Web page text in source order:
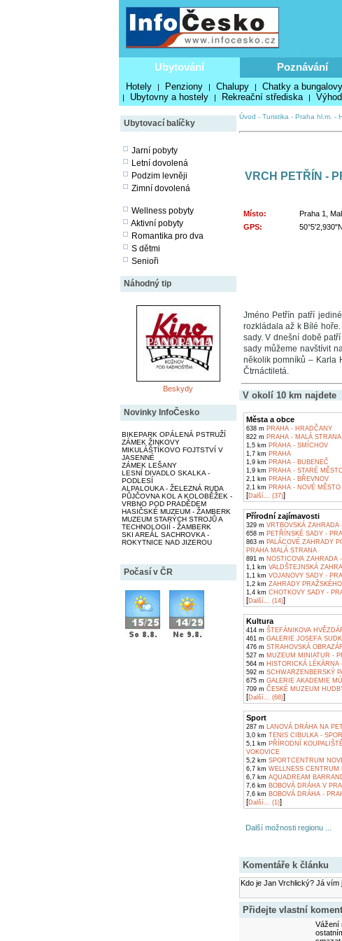
Ubytování Poznávání
Hotely | Penziony | Chalupy | Chatky a bungalovy
| Ubytovny a hostely | Rekreační střediska |
Ubytovací balíčky
Jarní pobyty
Letní dovolená
Podzim levněji
Zimní dovolená
Wellness pobyty
Aktivní pobyty
Romantika pro dva
S dětmi
Senioři
Náhodný tip
Beskydy
Novinky InfoČesko
BIKEPARK OPÁLENÁ PSTRUŽÍ
ZÁMEK ŽINKOVY
MIKULÁŠTÍKOVO FOJTSTVÍ V
JASENNÉ
ZÁMEK LEŠANY
LESNÍ DIVADLO SKALKA -
PODLESÍ
ALPALOUKA - ŽELEZNÁ RUDA
PŮJČOVNA KOL A KOLOBĚŽEK -
VRBNO POD PRADĚDEM
HASIČSKÉ MUZEUM - ŽAMBERK
MUZEUM STARÝCH STROJŮ A
TECHNOLOGIÍ - ŽAMBERK
SKI AREÁL SACHROVKA -
ROKYTNICE NAD JIZEROU
Počasí v ČR
Úvod - Turistika - Praha hl.m. -
VRCH PETŘÍN -
Místo:
Praha 1,
GPS:
Jméno Petřín patří
rozkládala až k Bílé
sady. V dnešní době
sady můžeme navštívit
několik pomníků – Karla
Čtrnáctiletá.
V okolí 10 km najdete
Města a obce
638 m PRAHA - HRADČANY
822 m PRAHA - MALÁ STRANA
1,5 km PRAHA - SMÍCHOV
1,7 km PRAHA
1,9 km PRAHA - BUBENEČ
1,9 km PRAHA - STARÉ
2,1 km PRAHA - BŘEVNOV
2,1 km PRAHA - NOVÉ MĚSTO
[Další... (37)]
Přírodní zajímavosti
329 m VRTBOVSKÁ
658 m PETŘÍNSKÉ SADY -
863 m PALÁCOVÉ ZAHRADY
PRAHA MALÁ STRANA
891 m NOSTICOVA ZAHRADA
1,1 km VALDŠTEJNSKÁ
1,1 km VOJANOVY SADY -
1,2 km ZAHRADY
1,4 km CHOTKOVY SADY -
[Další... (14)]
Kultura
414 m ŠTEFÁNIKOVA
461 m GALERIE JOSEFA
476 m STRAHOVSKÁ
527 m MUZEUM MINIATUR -
564 m HISTORICKÁ LÉKÁRNA
592 m SCHWARZENBERSKÝ
675 m GALERIE AKADEMIE
709 m ČESKÉ MUZEUM
[Další... (68)]
Sport
287 m LANOVÁ DRÁHA NA
3,0 km TENIS CIBULKA -
5,1 km PŘÍRODNÍ
VOKOVICE
5,2 km SPORTCENTRUM
6,7 km WELLNESS CENTRUM
6,7 km AQUADREAM
7,6 km BOBOVÁ DRÁHA V
7,6 km BOBOVÁ DRÁHA -
[Další... (1)]
Další možnosti regionu ...
Komentáře k článku
Kdo je Jan Vrchlický? Já vím
Přidejte vlastní
Vážení